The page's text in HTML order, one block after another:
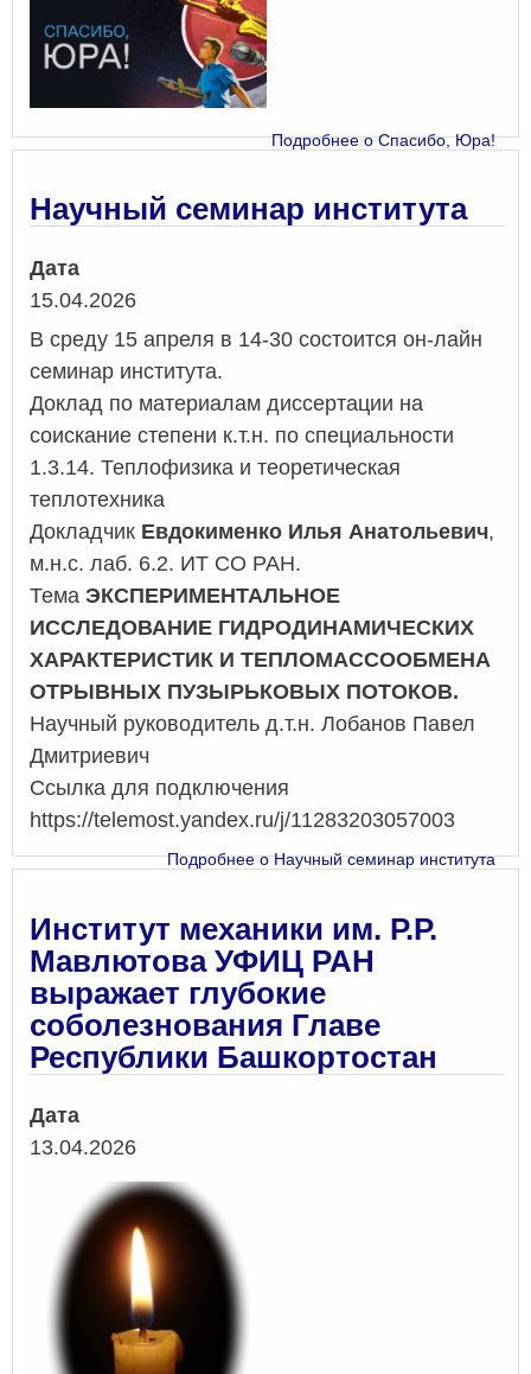
Подробнеео Спасибо, Юра!
Научный семинар института
Дата
15.04.2026
В среду 15 апреля в 14-30 состоится он-лайн
семинар института.
Доклад по материалам диссертации на
соискание степени к.т.н. по специальности
1.3.14. Теплофизика и теоретическая
теплотехника
Докладчик Евдокименко Илья Анатольевич,
м.н.с. лаб. 6.2. ИТ СО РАН.
Тема ЭКСПЕРИМЕНТАЛЬНОЕ
ИССЛЕДОВАНИЕ ГИДРОДИНАМИЧЕСКИХ
ХАРАКТЕРИСТИК И ТЕПЛОМАССООБМЕНА
ОТРЫВНЫХ ПУЗЫРЬКОВЫХ ПОТОКОВ.
Научный руководитель д.т.н. Лобанов Павел
Дмитриевич
Ссылка для подключения
https://telemost.yandex.ru/j/11283203057003
Подробнеео Научный семинар института
Институт механики им. Р.Р.
Мавлютова УФИЦ РАН
выражает глубокие
соболезнования Главе
Республики Башкортостан
Дата
13.04.2026